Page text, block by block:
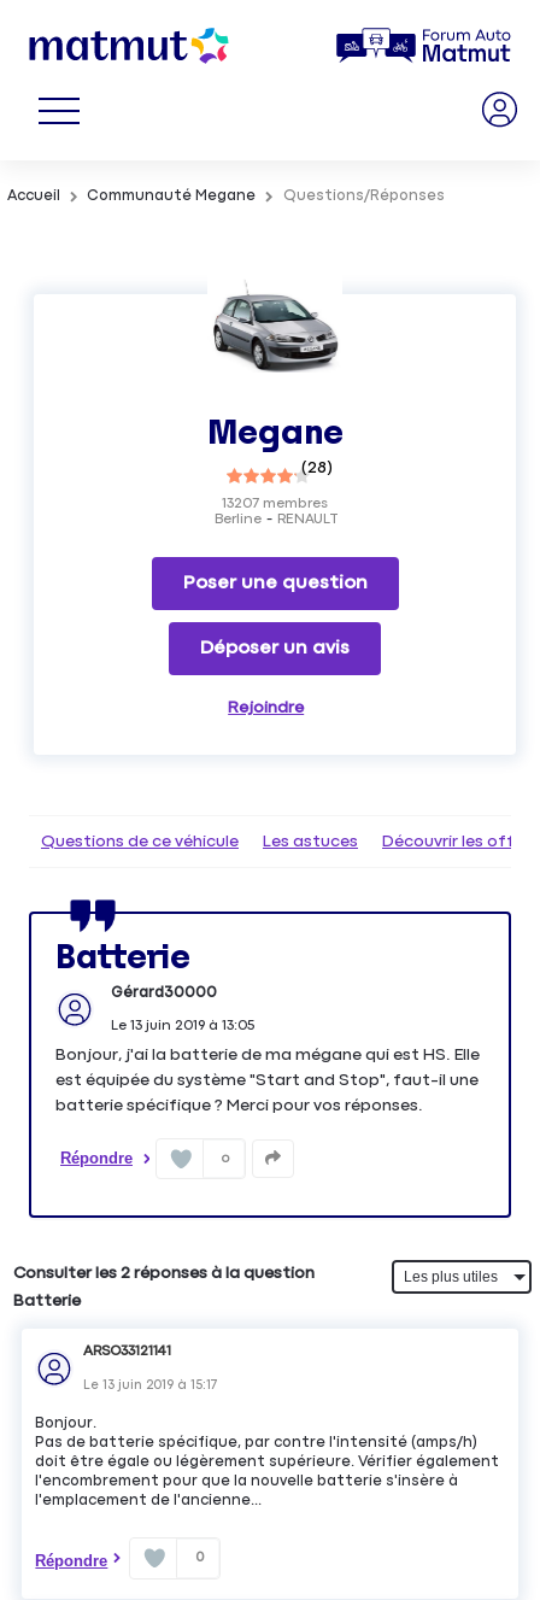
Accueil Communauté Megane Questions/Réponses
Megane
(28)
Berline RENAULT
13207 membres
Poser une question
Déposer un avis
Rejoindre
Questions de ce véhicule Les astuces Découvrir les
Batterie
Gérard30000
Le 13 juin 2019à 13:05
Bonjour, j'ai la batterie de ma mégane qui est HS. Elle
est équipée du système "Start and Stop", faut-il une
batterie spécifique ? Merci pour vos réponses.
Répondre 0
Consulter les 2 réponses à la question
Batterie
ARSO33121141
Le13 juin 2019 à15:17
Bonjour.
Pas de batterie spécifique, par contre l'intensité (amps/h)
doit être égale ou légèrement supérieure. Vérifier également
l'encombrement pour que la nouvelle batterie s'insère à
l'emplacement de l'ancienne...
Répondre 0